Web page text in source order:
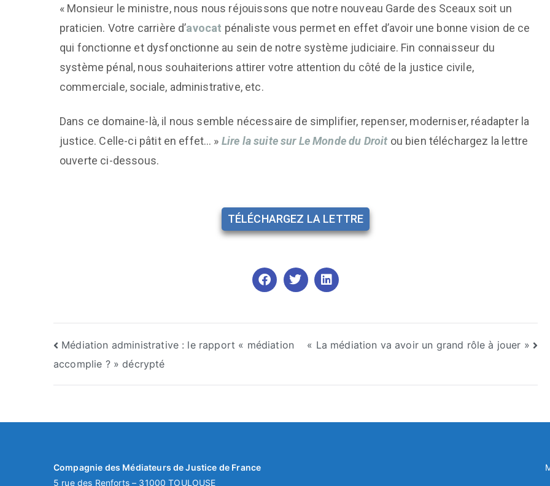
« Monsieur le ministre, nous nous réjouissons que notre nouveau Garde des Sceaux soit un
praticien. Votre carrière d’avocat pénaliste vous permet en effet d’avoir une bonne vision de ce
qui fonctionne et dysfonctionne au sein de notre système judiciaire. Fin connaisseur du
système pénal, nous souhaiterions attirer votre attention du côté de la justice civile,
commerciale, sociale, administrative, etc.
Dans ce domaine-là, il nous semble nécessaire de simplifier, repenser, moderniser, réadapter la
justice. Celle-ci pâtit en effet… » Lire la suite sur Le Monde du Droit ou bien téléchargez la lettre
ouverte ci-dessous.
TÉLÉCHARGEZ LA LETTRE
Médiation administrative : le rapport « médiation
accomplie ? » décrypté
« La médiation va avoir un grand rôle à jouer »
Compagnie des Médiateurs de Justice de France
5 rue des Renforts – 31000 TOULOUSE